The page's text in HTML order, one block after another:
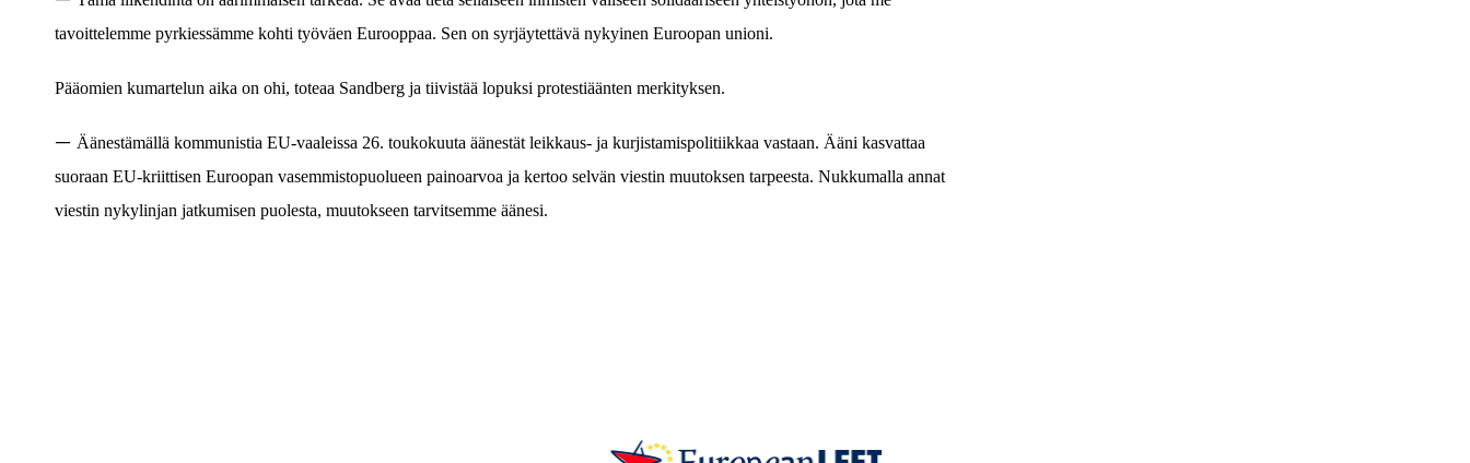
tavoittelemme pyrkiessämme kohti työväen Eurooppaa. Sen on syrjäytettävä nykyinen Euroopan unioni.
Pääomien kumartelun aika on ohi, toteaa Sandberg ja tiivistää lopuksi protestiäänten merkityksen.
— Äänestämällä kommunistia EU-vaaleissa 26. toukokuuta äänestät leikkaus- ja kurjistamispolitiikkaa vastaan. Ääni kasvattaa
suoraan EU-kriittisen Euroopan vasemmistopuolueen painoarvoa ja kertoo selvän viestin muutoksen tarpeesta. Nukkumalla annat
viestin nykylinjan jatkumisen puolesta, muutokseen tarvitsemme äänesi.